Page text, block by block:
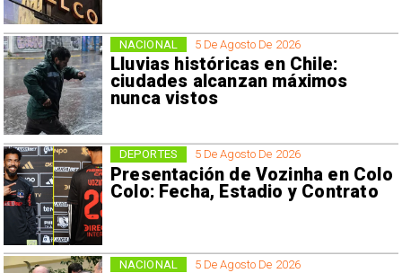
5 De Agosto De 2026
Lluvias históricas en Chile:
ciudades alcanzan máximos
nunca vistos
NACIONAL
5 De Agosto De 2026
Presentación de Vozinha en Colo
Colo: Fecha, Estadio y Contrato
DEPORTES
5 De Agosto De 2026
NACIONAL